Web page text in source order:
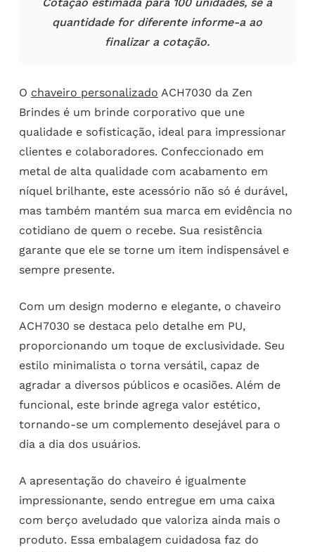
Cotação estimada para 100 unidades, se a
quantidade for diferente informe-a ao
finalizar a cotação.
O chaveiro personalizado ACH7030 da Zen
Brindes é um brinde corporativo que une
qualidade e sofisticação, ideal para impressionar
clientes e colaboradores. Confeccionado em
metal de alta qualidade com acabamento em
níquel brilhante, este acessório não só é durável,
mas também mantém sua marca em evidência no
cotidiano de quem o recebe. Sua resistência
garante que ele se torne um item indispensável e
sempre presente.
Com um design moderno e elegante, o chaveiro
ACH7030 se destaca pelo detalhe em PU,
proporcionando um toque de exclusividade. Seu
estilo minimalista o torna versátil, capaz de
agradar a diversos públicos e ocasiões. Além de
funcional, este brinde agrega valor estético,
tornando-se um complemento desejável para o
dia a dia dos usuários.
A apresentação do chaveiro é igualmente
impressionante, sendo entregue em uma caixa
com berço aveludado que valoriza ainda mais o
produto. Essa embalagem cuidadosa faz do